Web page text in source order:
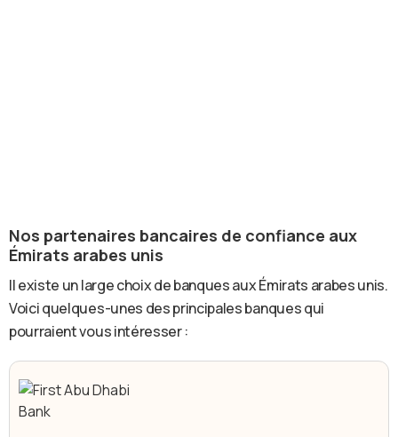
Nos partenaires bancaires de confiance aux
Émirats arabes unis
Il existe un large choix de banques aux Émirats arabes unis.
Voici quelques-unes des principales banques qui
pourraient vous intéresser :